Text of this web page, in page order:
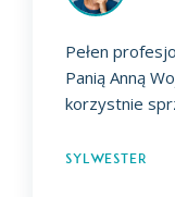
Pełen
Panią Anną
korzystnie
Sylwester